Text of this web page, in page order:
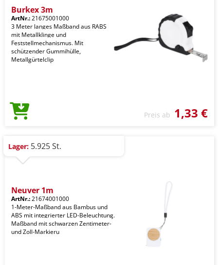
Burkex 3m
ArtNr.:21675001000
3 Meter langes Maßband aus RABS
mit Metallklinge und
Feststellmechanismus. Mit
schützender Gummihülle,
Metallgürtelclip
Preis ab 1,33 €
Lager: 5.925 St.
Neuver 1m
ArtNr.:21674001000
1-Meter-Maßband aus Bambus und
ABS mit integrierter LED-Beleuchtung.
Maßband mit schwarzen Zentimeter-
und Zoll-Markieru